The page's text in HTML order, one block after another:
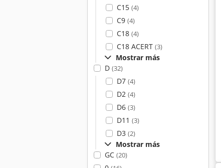
C15 (4)
C9 (4)
C18 (4)
C18 ACERT (3)
Mostrar más
D (32)
D7 (4)
D2 (4)
D6 (3)
D11 (3)
D3 (2)
Mostrar más
GC (20)